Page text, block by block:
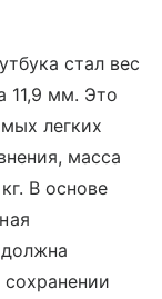
стал вес
11,9 мм. Это
легких
масса
В основе